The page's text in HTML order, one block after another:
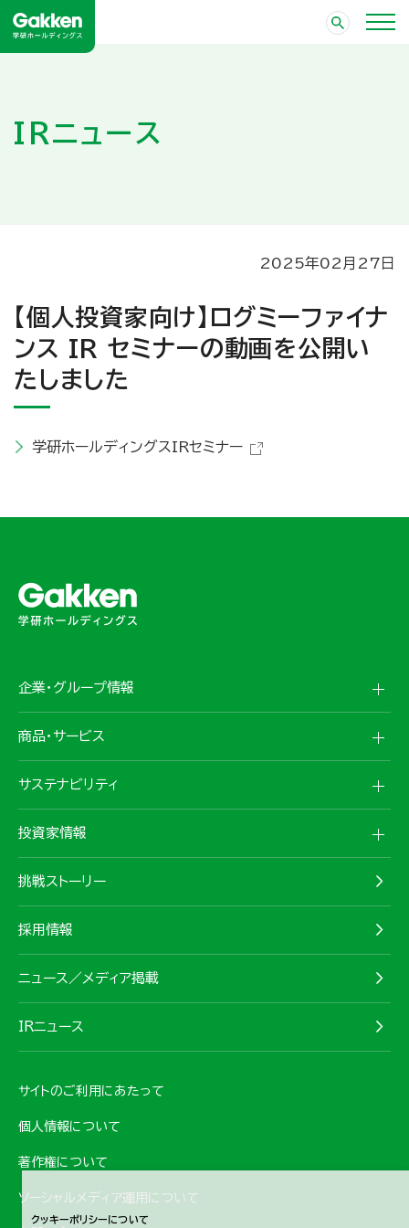
IRニュース
2025年02月27日
【個人投資家向け】ログミーファイナ
ンス IR セミナーの動画を公開い
たしました
学研ホールディングスIRセミナー
クッキーポリシーについて
企業・グループ情報
商品・サービス
サステナビリティ
投資家情報
挑戦ストーリー
採用情報
ニュース／メディア掲載
IRニュース
サイトのご利用にあたって
個人情報について
著作権について
ソーシャルメディア運用について